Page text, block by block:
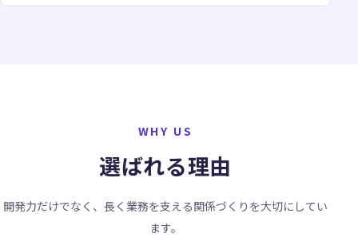
WHY US
選ばれる理由
開発力だけでなく、長く業務を支える関係づくりを大切にしてい
ます。